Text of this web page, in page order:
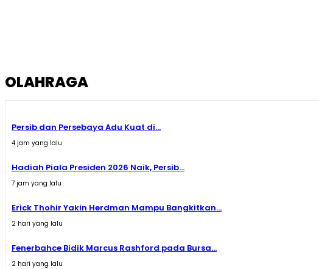
OLAHRAGA
Persib dan Persebaya Adu Kuat di...
4 jam yang lalu
Hadiah Piala Presiden 2026 Naik, Persib...
7 jam yang lalu
Erick Thohir Yakin Herdman Mampu Bangkitkan...
2 hari yang lalu
Fenerbahce Bidik Marcus Rashford pada Bursa...
2 hari yang lalu